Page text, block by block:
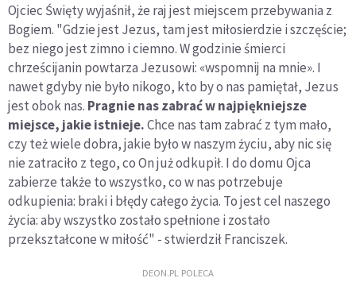
Ojciec Święty wyjaśnił, że raj jest miejscem przebywania z
Bogiem. "Gdzie jest Jezus, tam jest miłosierdzie i szczęście;
bez niego jest zimno i ciemno. W godzinie śmierci
chrześcijanin powtarza Jezusowi: «wspomnij na mnie». I
nawet gdyby nie było nikogo, kto by o nas pamiętał, Jezus
jest obok nas. Pragnie nas zabrać w najpiękniejsze
miejsce, jakie istnieje.Chce nas tam zabrać z tym mało,
czy też wiele dobra, jakie było w naszym życiu, aby nic się
nie zatraciło z tego, co On już odkupił. I do domu Ojca
zabierze także to wszystko, co w nas potrzebuje
odkupienia: braki i błędy całego życia. To jest cel naszego
życia: aby wszystko zostało spełnione i zostało
przekształcone w miłość" - stwierdził Franciszek.
DEON.PL POLECA